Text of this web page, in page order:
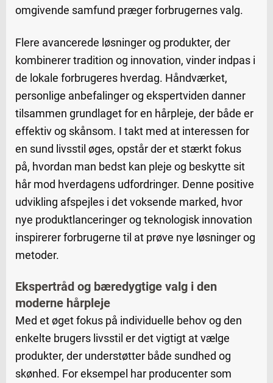
omgivende samfund præger forbrugernes valg.
Flere avancerede løsninger og produkter, der
kombinerer tradition og innovation, vinder indpas i
de lokale forbrugeres hverdag. Håndværket,
personlige anbefalinger og ekspertviden danner
tilsammen grundlaget for en hårpleje, der både er
effektiv og skånsom. I takt med at interessen for
en sund livsstil øges, opstår der et stærkt fokus
på, hvordan man bedst kan pleje og beskytte sit
hår mod hverdagens udfordringer. Denne positive
udvikling afspejles i det voksende marked, hvor
nye produktlanceringer og teknologisk innovation
inspirerer forbrugerne til at prøve nye løsninger og
metoder.
Ekspertråd og bæredygtige valg i den
moderne hårpleje
Med et øget fokus på individuelle behov og den
enkelte brugers livsstil er det vigtigt at vælge
produkter, der understøtter både sundhed og
skønhed. For eksempel har producenter som